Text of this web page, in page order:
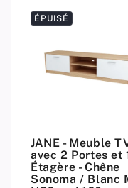
ÉPUISÉ
JANE - Meuble
avec 2 Portes et
Étagère - Chêne
Sonoma / Blanc